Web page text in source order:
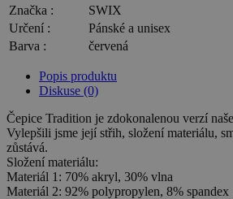
Značka :
SWIX
Určení :
Pánské a unisex
Barva :
červená
Popis produktu
Diskuse (0)
Čepice Tradition je zdokonalenou verzí
Vylepšili jsme její střih, složení materiálu,
zůstává.
Složení materiálu:
Materiál 1: 70% akryl, 30% vlna
Materiál 2: 92% polypropylen, 8% spandex